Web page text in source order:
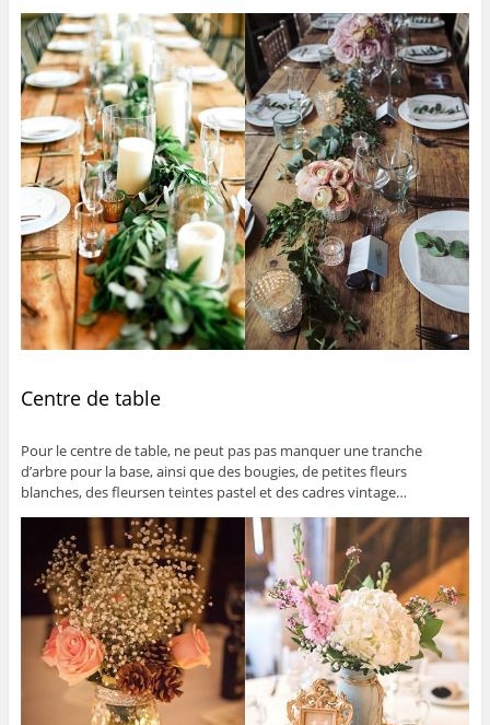
Centre de table
Pour le centre de table, ne peut pas pas manquer une tranche
d’arbre pour la base, ainsi que des bougies, de petites fleurs
blanches, des fleursen teintes pastel et des cadres vintage…